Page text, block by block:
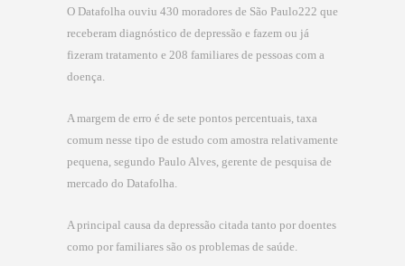
O Datafolha ouviu 430 moradores de São Paulo222 que
receberam diagnóstico de depressão e fazem ou já
fizeram tratamento e 208 familiares de pessoas com a
doença.
A margem de erro é de sete pontos percentuais, taxa
comum nesse tipo de estudo com amostra relativamente
pequena, segundo Paulo Alves, gerente de pesquisa de
mercado do Datafolha.
A principal causa da depressão citada tanto por doentes
como por familiares são os problemas de saúde.